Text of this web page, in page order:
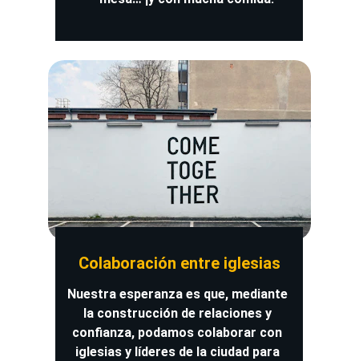
Colaboración entre iglesias
Nuestra esperanza es que, mediante
la construcción de relaciones y
confianza, podamos colaborar con
iglesias y líderes de la ciudad para